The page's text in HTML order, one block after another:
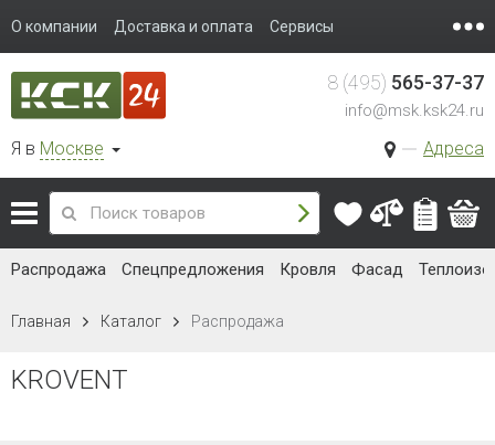
О компании Доставка и оплата Сервисы
Я в Москве Адреса
8 (495) 565-37-37
info@msk.ksk24.ru
Распродажа Спецпредложения Кровля Фасад
Главная Каталог Распродажа
KROVENT